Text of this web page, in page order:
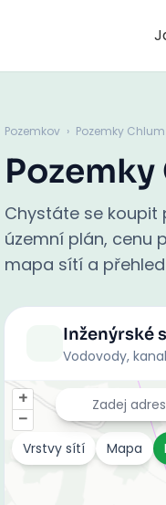
Pozemkov › Pozemky Chlum
Chystáte se koupit
územní plán, cenu
mapa sítí a
Inženýrské
Vodovody,